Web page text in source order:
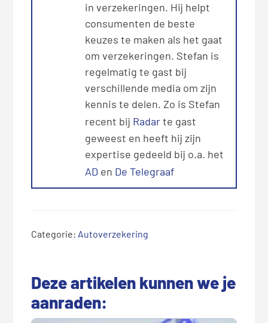
in verzekeringen. Hij helpt
consumenten de beste
keuzes te maken als het gaat
om verzekeringen. Stefan is
regelmatig te gast bij
verschillende media om zijn
kennis te delen. Zo is Stefan
recent bij Radarte gast
geweest en heeft hij zijn
expertise gedeeld bij o.a. het
AD en De Telegraaf
Categorie: Autoverzekering
Deze artikelen kunnen we je
aanraden: